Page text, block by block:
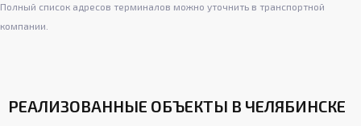
Полный список адресов терминалов можно уточнить в транспортной
компании.
РЕАЛИЗОВАННЫЕ ОБЪЕКТЫ В ЧЕЛЯБИНСКЕ